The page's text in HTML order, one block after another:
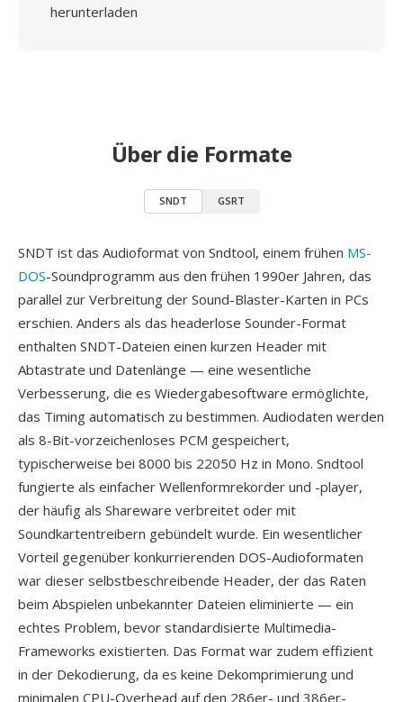
herunterladen
Über die Formate
SNDT GSRT
SNDT ist das Audioformat von Sndtool, einem frühen MS-
DOS-Soundprogramm aus den frühen 1990er Jahren, das
parallel zur Verbreitung der Sound-Blaster-Karten in PCs
erschien. Anders als das headerlose Sounder-Format
enthalten SNDT-Dateien einen kurzen Header mit
Abtastrate und Datenlänge — eine wesentliche
Verbesserung, die es Wiedergabesoftware ermöglichte,
das Timing automatisch zu bestimmen. Audiodaten werden
als 8-Bit-vorzeichenloses PCM gespeichert,
typischerweise bei 8000 bis 22050 Hz in Mono. Sndtool
fungierte als einfacher Wellenformrekorder und -player,
der häufig als Shareware verbreitet oder mit
Soundkartentreibern gebündelt wurde. Ein wesentlicher
Vorteil gegenüber konkurrierenden DOS-Audioformaten
war dieser selbstbeschreibende Header, der das Raten
beim Abspielen unbekannter Dateien eliminierte — ein
echtes Problem, bevor standardisierte Multimedia-
Frameworks existierten. Das Format war zudem effizient
in der Dekodierung, da es keine Dekomprimierung und
minimalen CPU-Overhead auf den 286er- und 386er-